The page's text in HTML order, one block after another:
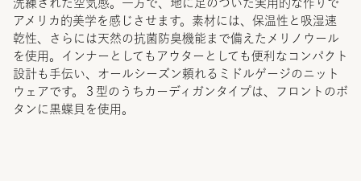
洗練された空気感。一方で、地に足のついた実用的な作りで
アメリカ的美学を感じさせます。素材には、保温性と吸湿速
乾性、さらには天然の抗菌防臭機能まで備えたメリノウール
を使用。インナーとしてもアウターとしても便利なコンパクト
設計も手伝い、オールシーズン頼れるミドルゲージのニット
ウェアです。３型のうちカーディガンタイプは、フロントのボ
タンに黒蝶貝を使用。